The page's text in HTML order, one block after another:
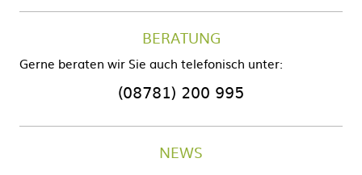
BERATUNG
Gerne beraten wir Sie auch telefonisch unter:
(08781) 200 995
NEWS